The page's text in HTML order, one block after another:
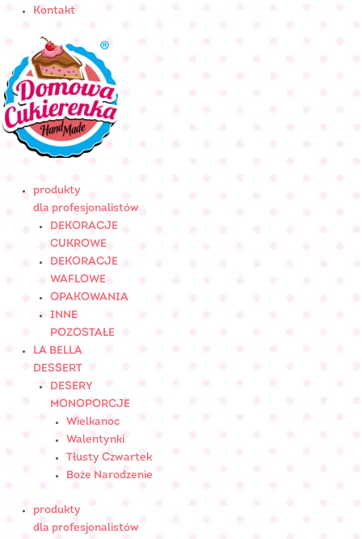
Kontakt
produkty
dla profesjonalistów
DEKORACJE
CUKROWE
DEKORACJE
WAFLOWE
OPAKOWANIA
INNE
POZOSTAŁE
LA BELLA
DESSERT
DESERY
MONOPORCJE
Wielkanoc
Walentynki
Tłusty Czwartek
Boże Narodzenie
produkty
dla profesjonalistów